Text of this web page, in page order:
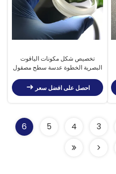
تخصيص شكل مكونات الياقوت
البصرية الخطوة عدسة سطح مصقول
احصل على افضل سعر
3
4
5
6